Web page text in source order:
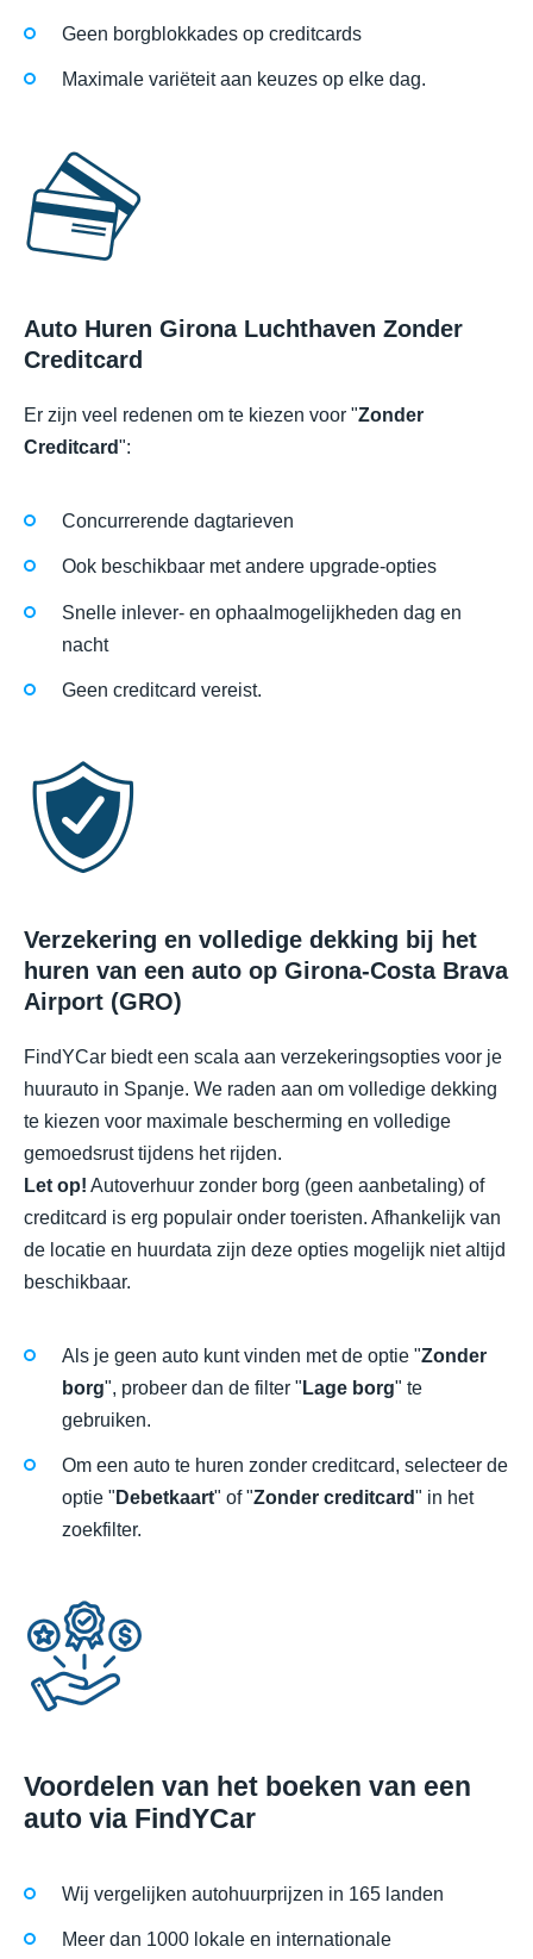
Geen borgblokkades op creditcards
Maximale variëteit aan keuzes op elke dag.
Auto Huren Girona Luchthaven Zonder
Creditcard
Er zijn veel redenen om te kiezen voor "Zonder
Creditcard":
Concurrerende dagtarieven
Ook beschikbaar met andere upgrade-opties
Snelle inlever- en ophaalmogelijkheden dag en
nacht
Geen creditcard vereist.
Verzekering en volledige dekking bij het
huren van een auto op Girona-Costa Brava
Airport (GRO)
FindYCar biedt een scala aan verzekeringsopties voor je
huurauto in Spanje. We raden aan om volledige dekking
te kiezen voor maximale bescherming en volledige
gemoedsrust tijdens het rijden.
Let op! Autoverhuur zonder borg (geen aanbetaling) of
creditcard is erg populair onder toeristen. Afhankelijk van
de locatie en huurdata zijn deze opties mogelijk niet altijd
beschikbaar.
Als je geen auto kunt vinden met de optie "Zonder
borg", probeer dan de filter " Lage borg" te
gebruiken.
Om een auto te huren zonder creditcard, selecteer de
optie " Debetkaart" of "Zonder creditcard" in het
zoekfilter.
Voordelen van het boeken van een
auto via FindYCar
Wij vergelijken autohuurprijzen in 165 landen
Meer dan 1000 lokale en internationale